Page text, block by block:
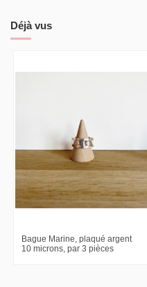
Déjà vus
Bague Marine, plaqué argent
10 microns, par 3 pièces